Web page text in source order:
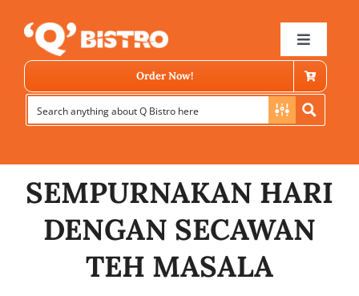
content
Toggle
Store Locator
Order Now!
SEMPURNAKAN HARI
DENGAN SECAWAN
TEH MASALA